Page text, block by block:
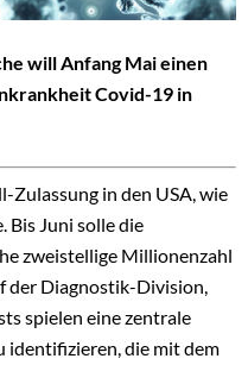
will Anfang Mai einen
Covid-19 in
Zulassung in den USA, wie
Bis Juni solle die
zweistellige Millionenzahl
der Diagnostik-Division,
spielen eine zentrale
identifizieren, die mit dem